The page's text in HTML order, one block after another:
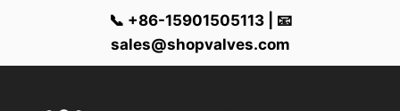
📞 +86-15901505113 | 📧
sales@shopvalves.com